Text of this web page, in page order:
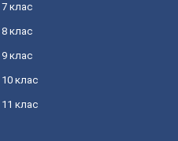
7 клас
8 клас
9 клас
10 клас
11 клас